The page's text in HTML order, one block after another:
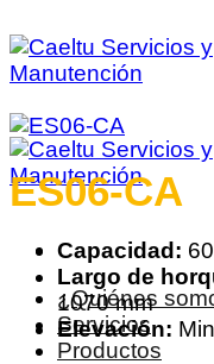
al
contenido
¿Quiénes
Servicios
Productos
ES06-CA
Capacidad:
Largo de
1070 mm
Elevación: